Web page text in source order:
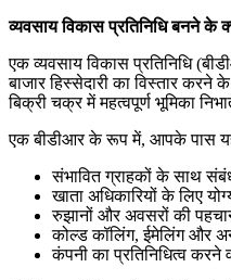
व्यवसाय विकास प्रतिनिधि बनने के
एक व्यवसाय विकास प्रतिनिधि
बाजार हिस्सेदारी का विस्तार
बिक्री चक्र में महत्वपूर्ण भूमिका
एक बीडीआर के रूप में, आपके पास
संभावित ग्राहकों के साथ
खाता अधिकारियों के लिए
रुझानों और अवसरों की
कोल्ड कॉलिंग, ईमेलिंग और
कंपनी का प्रतिनिधित्व करने